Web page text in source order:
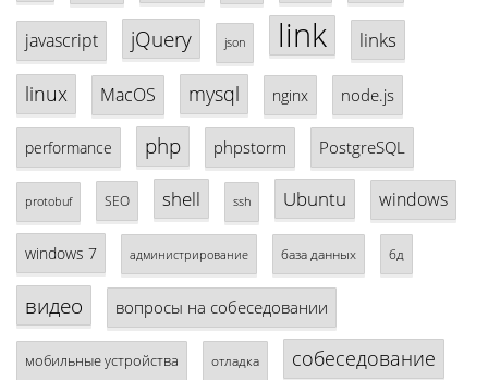
javascript jQuery json link links
linux MacOS mysql nginx node.js
performance php phpstorm PostgreSQL
protobuf SEO shell ssh Ubuntu windows
windows 7 администрирование база данных бд
видео вопросы на собеседовании
мобильные устройства отладка собеседование